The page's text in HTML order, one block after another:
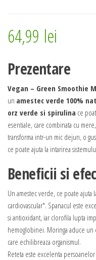
64,99 lei
Prezentare
Vegan – Green Smoothie
un amestec verde 100%
orz verde si spirulina ce
esentiale, care combinata cu
transforma intr-un mic dejun, o
ce poate ajuta la intarirea
Beneficii si
Un amestec verde, ce poate ajuta
cardiovascular*. Spanacul este
si antioxidant, iar clorofila lupta
hemoglobinei. Moringa aduce un
care echilibreaza organismul.
Reteta este excelenta